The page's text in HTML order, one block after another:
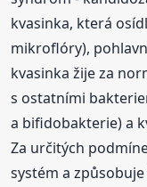
kvasinka, která
mikroflóry),
kvasinka žije za
s ostatními
a bifidobakterie) a
Za určitých
systém a